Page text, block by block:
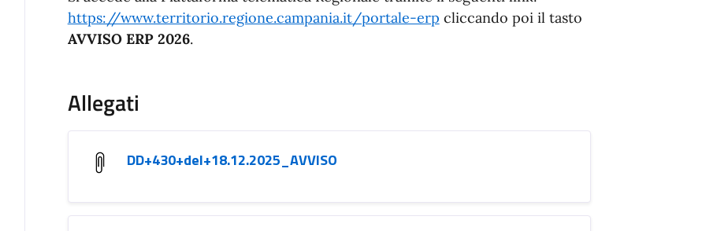
https://www.territorio.regione.campania.it/portale-erp cliccando poi il tasto
AVVISO ERP 2026.
Allegati
DD+430+del+18.12.2025_AVVISO